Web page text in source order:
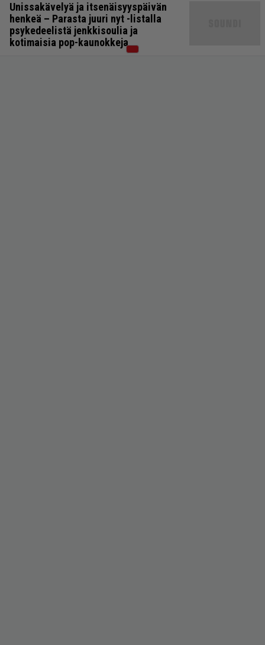
Unissakävelyä ja itsenäisyyspäivän
henkeä – Parasta juuri nyt -listalla
psykedeelistä jenkkisoulia ja
kotimaisia pop-kaunokkeja